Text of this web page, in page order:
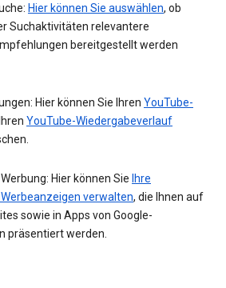
Hier können Sie auswählen, ob
Suchaktivitäten relevantere
bereitgestellt werden
Hier können Sie Ihren YouTube-
YouTube-Wiedergabeverlauf
Hier können Sie Ihre
verwalten, die Ihnen auf
sowie in Apps von Google-
präsentiert werden.